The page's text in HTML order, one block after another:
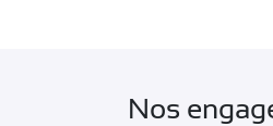
Nos